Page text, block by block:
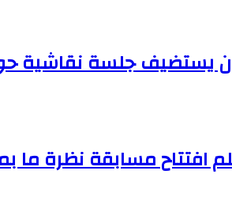
يستضيف جلسة نقاشية
افتتاح مسابقة نظرة ما